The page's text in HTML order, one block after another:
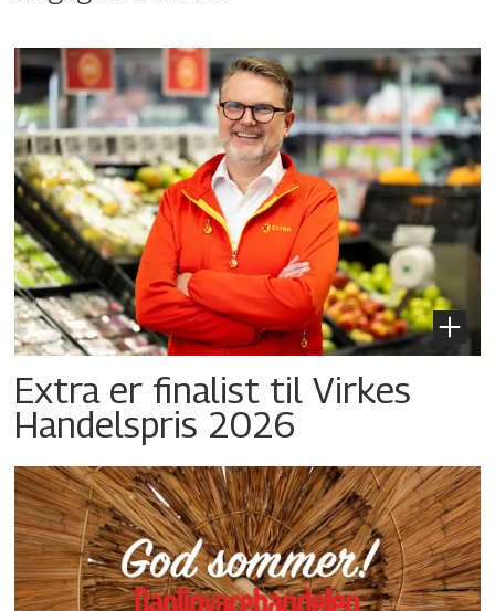
Extra er finalist til Virkes
Handelspris 2026